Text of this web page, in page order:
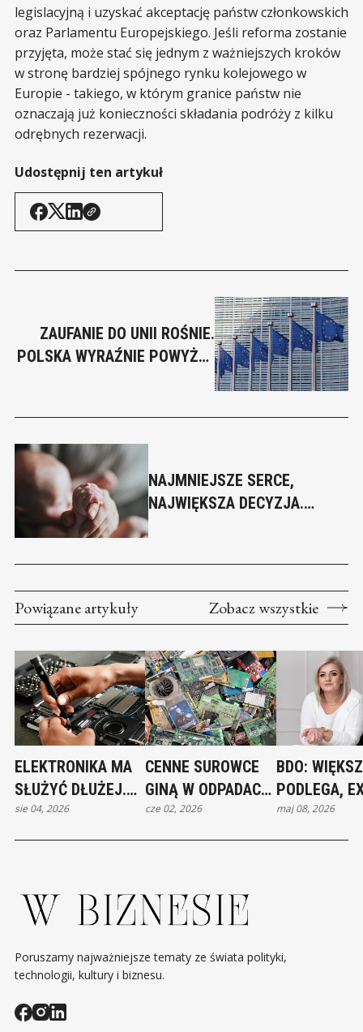
legislacyjną i uzyskać akceptację państw członkowskich
oraz Parlamentu Europejskiego. Jeśli reforma zostanie
przyjęta, może stać się jednym z ważniejszych kroków
w stronę bardziej spójnego rynku kolejowego w
Europie - takiego, w którym granice państw nie
oznaczają już konieczności składania podróży z kilku
odrębnych rezerwacji.
Udostępnij ten artykuł
NAJMNIEJSZE SERCE,
NAJWIĘKSZA DECYZJA.
PRZESZCZEP U
IGNACEGO
ZAUFANIE DO UNII ROŚNIE.
POLSKA WYRAŹNIE POWYŻEJ
EUROPEJSKIEJ ŚREDNIEJ
Powiązane artykuły Zobacz wszystkie
ELEKTRONIKA MA
SŁUŻYĆ DŁUŻEJ.
UNIA WZMACNIA
PRAWO DO
sie 04, 2026
CENNE SUROWCE
GINĄ W ODPADACH.
EUROPA WALCZY O
MILIARDY ZE
cze 02, 2026
BDO:
PODLEGA,
POMAGA
maj 08, 2026
Poruszamy najważniejsze tematy ze świata polityki,
technologii, kultury i biznesu.